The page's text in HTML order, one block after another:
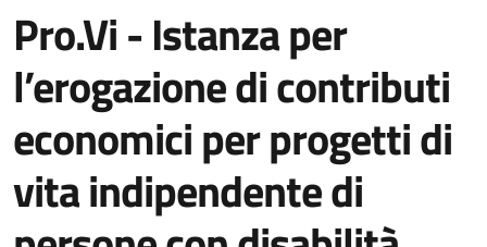
Pro.Vi - Istanza per
l’erogazione di contributi
economici per progetti di
vita indipendente di